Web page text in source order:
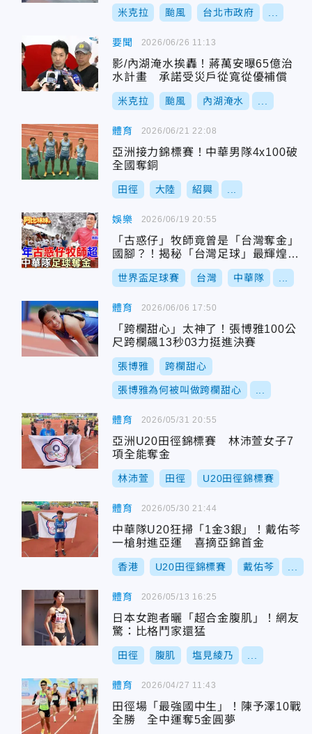
米克拉 颱風 台北市政府
要聞
影/內湖淹水挨轟！蔣萬安曝65億治
水計畫 承諾受災戶從寬從優補償
米克拉 颱風 內湖淹水
2026/06/26 11:13
體育
亞洲接力錦標賽！中華男隊4x100破
全國奪銅
田徑 大陸 紹興
2026/06/21 22:08
娛樂
「古惑仔」牧師竟曾是「台灣奪金」
國腳？！揭秘「台灣足球」最輝煌的
黃金年代～連拿兩屆亞運金牌
世界盃足球賽 台灣 中華隊
2026/06/19 20:55
體育
「跨欄甜心」太神了！張博雅100公
尺跨欄飆13秒03力挺進決賽
張博雅 跨欄甜心
張博雅為何被叫做跨欄甜心
2026/06/06 17:50
體育
亞洲U20田徑錦標賽 林沛萱女子7
項全能奪金
林沛萱 田徑 U20田徑錦標賽
2026/05/31 20:55
體育
中華隊U20狂掃「1金3銀」！戴佑芩
一槍射進亞運 喜摘亞錦首金
香港 U20田徑錦標賽 戴佑芩
2026/05/30 21:44
體育
日本女跑者曬「超合金腹肌」！網友
驚：比格鬥家還猛
田徑 腹肌 塩見綾乃
2026/05/13 16:25
體育
田徑場「最強國中生」！陳予澤10戰
全勝 全中運奪5金圓夢
2026/04/27 11:43